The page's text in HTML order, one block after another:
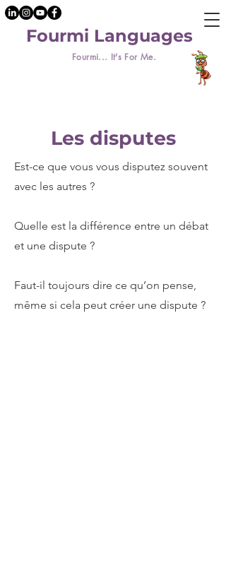
Fourmi... It's For Me.
Fourmi Languages
Les disputes
Est-ce que vous vous disputez souvent
avec les autres ?
Quelle est la différence entre un débat
et une dispute ?
Faut-il toujours dire ce qu’on pense,
même si cela peut créer une dispute ?